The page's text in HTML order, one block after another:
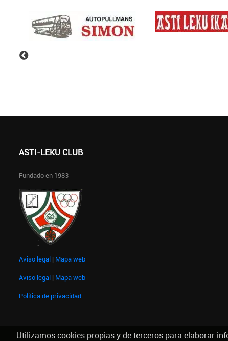
ASTI-LEKU CLUB
Fundado en 1983
Aviso legal | Mapa web
Aviso legal | Mapa web
Politica de privacidad
Utilizamos cookies propias y de terceros para elaborar